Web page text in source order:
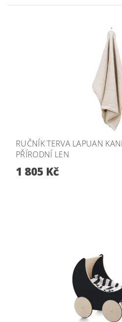
RUČNÍK TERVA LAPUAN
PŘÍRODNÍ LEN
1 805 Kč